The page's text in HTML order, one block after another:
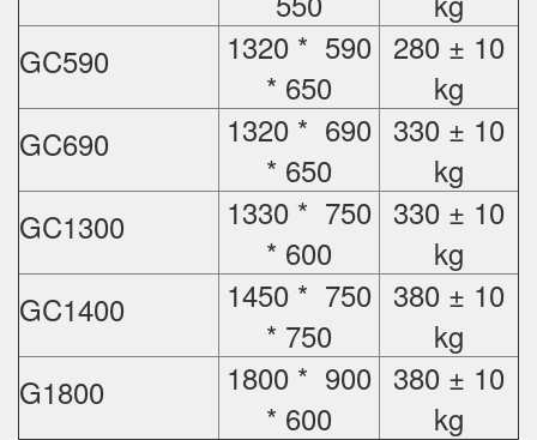
GC590
1320 * 590
* 650
280 ± 10
kg
GC690
1320 * 690
* 650
330 ± 10
kg
GC1300
1330 * 750
* 600
330 ± 10
kg
GC1400
1450 * 750
* 750
380 ± 10
kg
G1800
1800 * 900
* 600
380 ± 10
kg